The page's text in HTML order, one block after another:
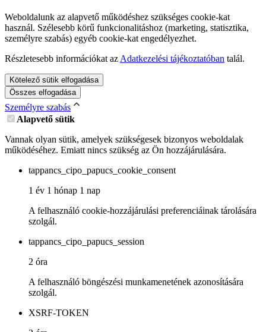
Weboldalunk az alapvető működéshez szükséges cookie-kat
használ. Szélesebb körű funkcionalitáshoz (marketing, statisztika,
személyre szabás) egyéb cookie-kat engedélyezhet.
Részletesebb információkat az Adatkezelési tájékoztatóban talál.
Kötelező sütik elfogadása
Összes elfogadása
Személyre szabás
Alapvető sütik
Vannak olyan sütik, amelyek szükségesek bizonyos weboldalak
működéséhez. Emiatt nincs szükség az Ön hozzájárulására.
tappancs_cipo_papucs_cookie_consent
1 év 1 hónap 1 nap
A felhasználó cookie-hozzájárulási preferenciáinak tárolására
szolgál.
tappancs_cipo_papucs_session
2 óra
A felhasználó böngészési munkamenetének azonosítására
szolgál.
XSRF-TOKEN